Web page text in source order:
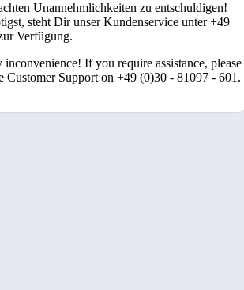
Unannehmlichkeiten zu entschuldigen!
steht Dir unser Kundenservice unter +49
Verfügung.
If you require assistance, please
Customer Support on +49 (0)30 - 81097 - 601.